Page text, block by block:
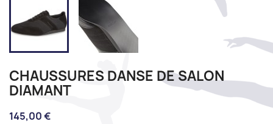
CHAUSSURES DANSE DE SALON
DIAMANT
145,00 €